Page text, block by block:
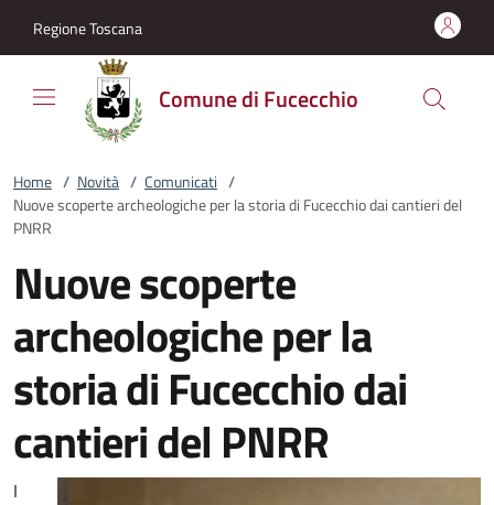
Regione Toscana
Comune di Fucecchio
Home / Novità / Comunicati /
Nuove scoperte archeologiche per la storia di Fucecchio dai cantieri del
PNRR
Nuove scoperte
archeologiche per la
storia di Fucecchio dai
cantieri del PNRR
I